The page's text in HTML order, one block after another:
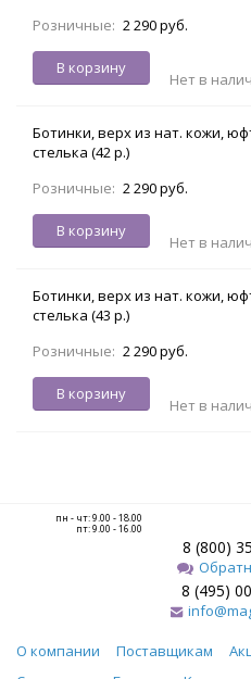
Розничные: 2 290 руб.
В корзину
Нет в
Ботинки, верх из нат. кожи,
стелька (42 р.)
Розничные: 2 290 руб.
В корзину
Нет в
Ботинки, верх из нат. кожи,
стелька (43 р.)
Розничные: 2 290 руб.
В корзину
Нет в
пн - чт: 9.00 - 18.00
пт: 9.00 - 16.00
8 (800)
8 (495)
О компании Поставщикам